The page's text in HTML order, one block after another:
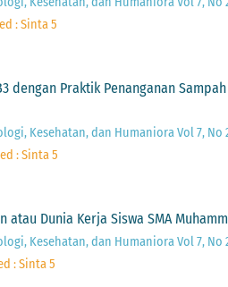
: Sinta 5
dengan Praktik Penanganan
Kesehatan, dan Humaniora Vol 7, No
: Sinta 5
Dunia Kerja Siswa SMA
Kesehatan, dan Humaniora Vol 7, No
: Sinta 5